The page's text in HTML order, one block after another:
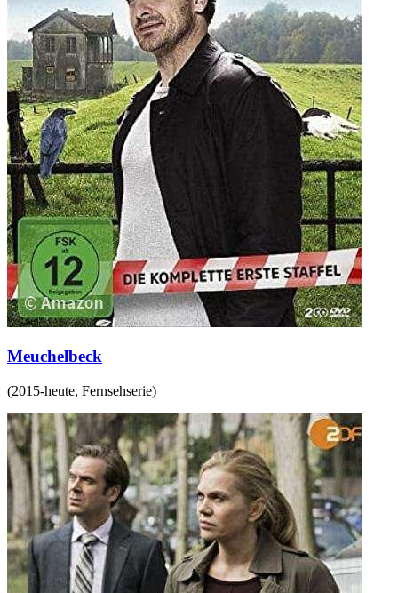
Meuchelbeck
(2015-heute, Fernsehserie)